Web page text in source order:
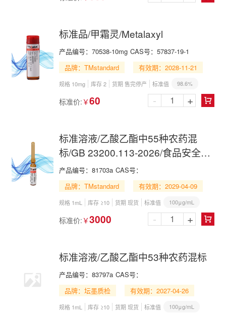
标准品/甲霜灵/Metalaxyl
产品编号： 70538-10mg CAS号： 57837-19-1
品牌：TMstandard
有效期：2028-11-21
规格 10mg 库存 2 货期 售完停产 标准值 98.6%
标准价: ￥60 
- +
标准溶液/乙酸乙酯中55种农药混
标/GB 23200.113-2026/食品安全国
家标准植物源性食品中242种农药及
其代谢物残留量的测定 气相色谱-质
谱联用法/55 Pesticide Mix in Ethyl
Acetate
产品编号： 81703a CAS号：
品牌：TMstandard
有效期：2029-04-09
规格 1mL 库存 ≥10 货期 现货 标准值 100μg/mL
标准价: ￥3000 
- +
标准溶液/乙酸乙酯中53种农药混标
产品编号： 83797a CAS号：
品牌：坛墨质检
有效期：2027-04-26
规格 1mL 库存 ≥10 货期 现货 标准值 100μg/mL